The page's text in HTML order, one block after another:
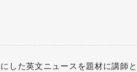
した英文ニュースを題材に講師と